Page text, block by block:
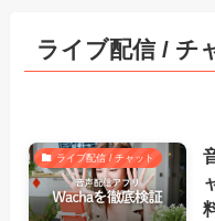
ライブ配信 / チ
ライブ配信 / チャット